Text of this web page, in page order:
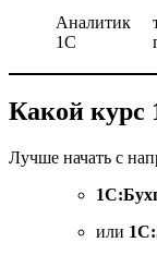
Аналитик
1С
Какой курс
Лучше начать с
или